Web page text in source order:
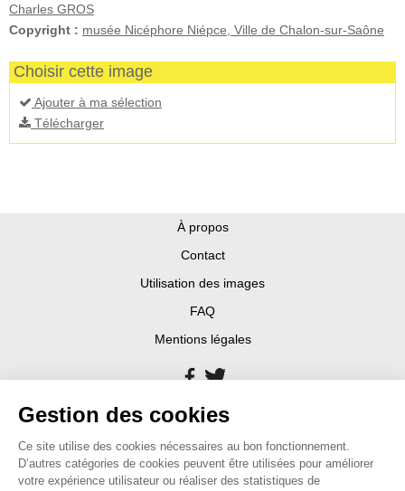
Charles GROS
Copyright : musée Nicéphore Niépce, Ville de Chalon-sur-Saône
Choisir cette image
Ajouter à ma sélection
Télécharger
À propos
Contact
Utilisation des images
FAQ
Mentions légales
Gestion des cookies
Ce site utilise des cookies nécessaires au bon fonctionnement.
D’autres catégories de cookies peuvent être utilisées pour améliorer
votre expérience utilisateur ou réaliser des statistiques de